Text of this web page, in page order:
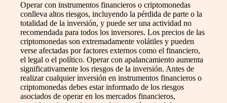
Operar con instrumentos financieros o criptomonedas
conlleva altos riesgos, incluyendo la pérdida de parte o la
totalidad de la inversión, y puede ser una actividad no
recomendada para todos los inversores. Los precios de las
criptomonedas son extremadamente volátiles y pueden
verse afectadas por factores externos como el financiero,
el legal o el político. Operar con apalancamiento aumenta
significativamente los riesgos de la inversión. Antes de
realizar cualquier inversión en instrumentos financieros o
criptomonedas debes estar informado de los riesgos
asociados de operar en los mercados financieros,